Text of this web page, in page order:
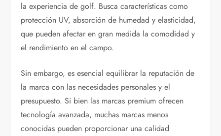
la experiencia de golf. Busca características como
protección UV, absorción de humedad y elasticidad,
que pueden afectar en gran medida la comodidad y
el rendimiento en el campo.
Sin embargo, es esencial equilibrar la reputación de
la marca con las necesidades personales y el
presupuesto. Si bien las marcas premium ofrecen
tecnología avanzada, muchas marcas menos
conocidas pueden proporcionar una calidad